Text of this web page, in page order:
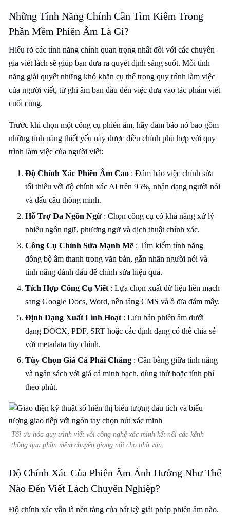
Những Tính Năng Chính Cần Tìm Kiếm Trong
Phần Mềm Phiên Âm Là Gì?
Hiểu rõ các tính năng chính quan trọng nhất đối với các chuyên
gia viết lách sẽ giúp bạn đưa ra quyết định sáng suốt. Mỗi tính
năng giải quyết những khó khăn cụ thể trong quy trình làm việc
của người viết, từ ghi âm ban đầu đến việc đưa vào tác phẩm viết
cuối cùng.
Trước khi chọn một công cụ phiên âm, hãy đảm bảo nó bao gồm
những tính năng thiết yếu này được điều chỉnh phù hợp với quy
trình làm việc của người viết:
Độ Chính Xác Phiên Âm Cao : Đảm bảo việc chỉnh sửa
tối thiểu với độ chính xác AI trên 95%, nhận dạng người nói
và dấu câu thông minh.
Hỗ Trợ Đa Ngôn Ngữ : Chọn công cụ có khả năng xử lý
nhiều ngôn ngữ, phương ngữ và dịch thuật chính xác.
Công Cụ Chỉnh Sửa Mạnh Mẽ : Tìm kiếm tính năng
đồng bộ âm thanh trong văn bản, gắn nhãn người nói và
tính năng đánh dấu để chỉnh sửa hiệu quả.
Tích Hợp Công Cụ Viết : Lựa chọn xuất dữ liệu liền mạch
sang Google Docs, Word, nền tảng CMS và ổ đĩa đám mây.
Định Dạng Xuất Linh Hoạt : Lưu bản phiên âm dưới
dạng DOCX, PDF, SRT hoặc các định dạng có thể chia sẻ
với metadata tùy chỉnh.
Tùy Chọn Giá Cả Phải Chăng : Cân bằng giữa tính năng
và ngân sách với giá cả minh bạch, dùng thử hoặc tính phí
theo phút.
Tối ưu hóa quy trình viết với công nghệ xác minh kết nối các kênh
thông qua phần mềm chuyển giọng nói cho nhà văn.
Độ Chính Xác Của Phiên Âm Ảnh Hưởng Như Thế
Nào Đến Viết Lách Chuyên Nghiệp?
Độ chính xác vẫn là nền tảng của bất kỳ giải pháp phiên âm nào.